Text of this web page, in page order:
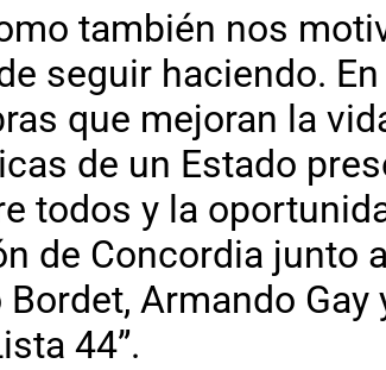
también nos
seguir haciendo.
que mejoran la
de un Estado
todos y la
de Concordia junto
Bordet, Armando
44”.